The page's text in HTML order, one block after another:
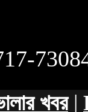
খবর|